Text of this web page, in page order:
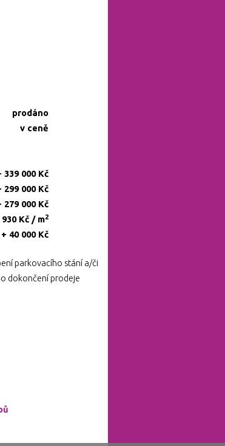
prodáno
v ceně
339 000 Kč
299 000 Kč
279 000 Kč
930 Kč / m2
+ 40 000 Kč
parkovacího stání a/či
dokončení prodeje